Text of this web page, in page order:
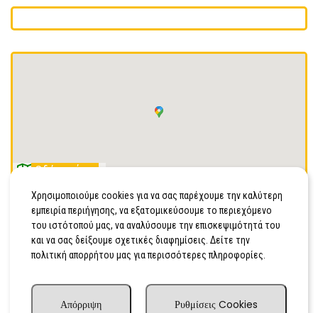
Οδήγησέ με
ΤΕΡΨΙΧΟΡΗΣ 7, ΣΑΛΑΜΙΝΑ, ΑΤΤΙΚΗΣ, Τ.Κ 18900
2104654034
Κινητό
Χρησιμοποιούμε cookies για να σας παρέχουμε την καλύτερη
εμπειρία περιήγησης, να εξατομικεύσουμε το περιεχόμενο
του ιστότοπού μας, να αναλύσουμε την επισκεψιμότητά του
και να σας δείξουμε σχετικές διαφημίσεις. Δείτε την
πολιτική απορρήτου μας για περισσότερες πληροφορίες.
Ρυθμίσεις Cookies
Απόρριψη